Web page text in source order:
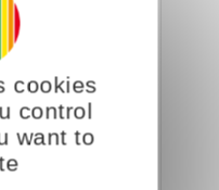
cookies
control
want to